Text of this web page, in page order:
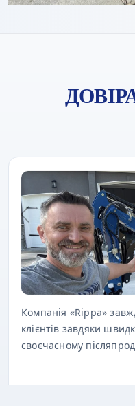
Компанія «Rippa»
клієнтів завдяки
своєчасному